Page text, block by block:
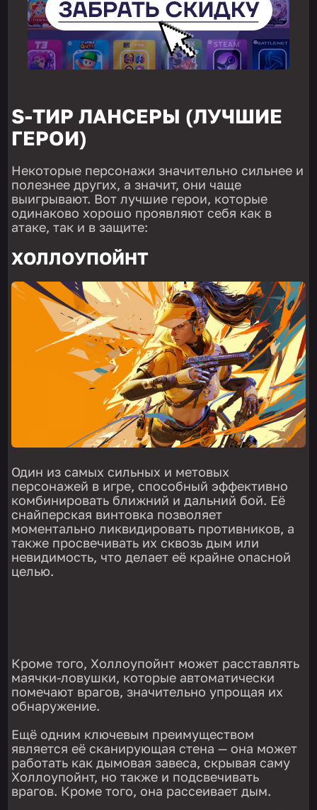
S-ТИР ЛАНСЕРЫ (ЛУЧШИЕ
ГЕРОИ)
Некоторые персонажи значительно сильнее и
полезнее других, а значит, они чаще
выигрывают. Вот лучшие герои, которые
одинаково хорошо проявляют себя как в
атаке, так и в защите:
ХОЛЛОУПОЙНТ
Один из самых сильных и метовых
персонажей в игре, способный эффективно
комбинировать ближний и дальний бой. Её
снайперская винтовка позволяет
моментально ликвидировать противников, а
также просвечивать их сквозь дым или
невидимость, что делает её крайне опасной
целью.
Кроме того, Холлоупойнт может расставлять
маячки-ловушки, которые автоматически
помечают врагов, значительно упрощая их
обнаружение.
Ещё одним ключевым преимуществом
является её сканирующая стена — она может
работать как дымовая завеса, скрывая саму
Холлоупойнт, но также и подсвечивать
врагов. Кроме того, она рассеивает дым.